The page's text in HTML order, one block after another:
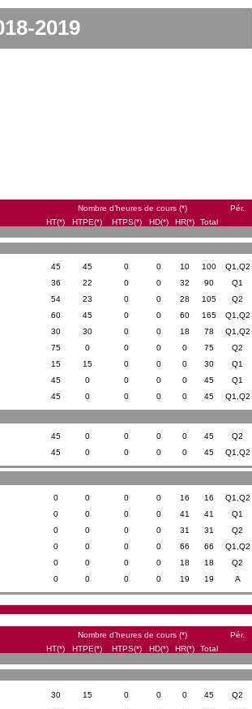
2019
Nombre d’heures de cours (*) Pér.
HT(*)
HTPE(*) HTPS(*) HD(*) HR(*) Total
45 45 0 0 10 100 Q1,Q2
36 22 0 0 32 90 Q1
54 23 0 0 28 105 Q2
60 45 0 0 60 165 Q1,Q2
30 30 0 0 18 78 Q1,Q2
75 0 0 0 0 75 Q2
15 15 0 0 0 30 Q1
45 0 0 0 0 45 Q1
45 0 0 0 0 45 Q1,Q2
45 0 0 0 0 45 Q2
45 0 0 0 0 45 Q1,Q2
0 0 0 0 16 16 Q1,Q2
0 0 0 0 41 41 Q1
0 0 0 0 31 31 Q2
0 0 0 0 66 66 Q1,Q2
0 0 0 0 18 18 Q2
0 0 0 0 19 19 A
Nombre d’heures de cours (*) Pér.
HT(*)
HTPE(*) HTPS(*) HD(*) HR(*) Total
30 15 0 0 0 45 Q2